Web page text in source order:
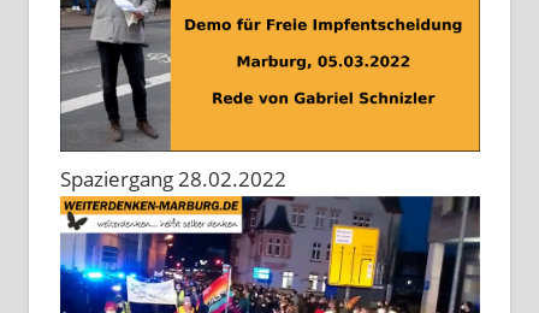
Spaziergang 28.02.2022